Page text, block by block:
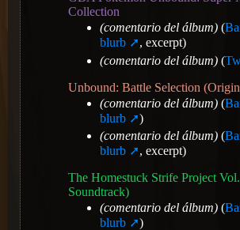
Collection
(comentario del álbum) (
blurb
, excerpt)
(comentario del álbum) (
Unbound: Battle Selection
(comentario del álbum) (
blurb
)
(comentario del álbum) (
blurb
, excerpt)
The Homestuck Strife Project
Soundtrack)
(comentario del álbum) (
blurb
)